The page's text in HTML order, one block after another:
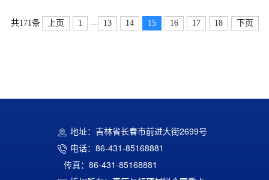
共171条 上页 1 ... 13 14 15 16 17 18 下页
地址：吉林省长春市前进大街2699号
电话：86-431-85168881
传真：86-431-85168881